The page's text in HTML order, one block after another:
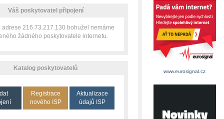
Váš poskytovatel připojení
adrese 216.73.217.130 bohužel nemáme
žádného poskytovatele internetu.
Katalog poskytovatelů
Registrace
nového ISP
Aktualizace
údajů ISP
www.eurosignal.cz